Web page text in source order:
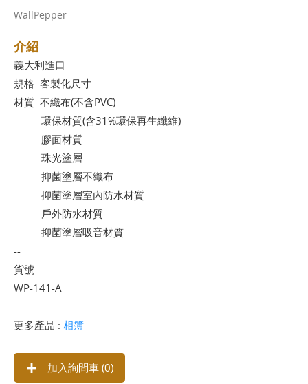
WallPepper
介紹
義大利進口
規格 客製化尺寸
材質 不織布(不含PVC)
環保材質(含31%環保再生纖維)
膠面材質
珠光塗層
抑菌塗層不織布
抑菌塗層室內防水材質
戶外防水材質
抑菌塗層吸音材質
--
貨號
WP-141-A
--
更多產品 : 相簿
加入詢問車 (0)